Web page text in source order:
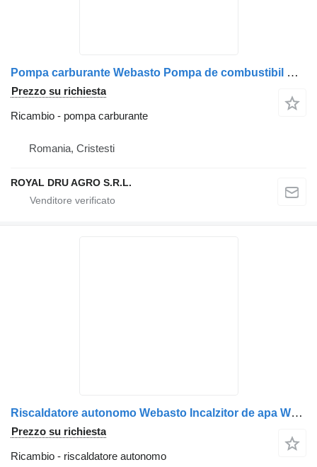
Pompa carburante Webasto Pompa de combustibil Webasto pentru încălzirea aerului per camion Volvo 20754617/20443898/20383402/1062375/3962331/8155315/1081278
Prezzo su richiesta
Ricambio - pompa carburante
Romania, Cristesti
ROYAL DRU AGRO S.R.L.
Riscaldatore autonomo Webasto Incalzitor de apa Webasto pentru Scania 84069B 85313B 9810066A per camion
Prezzo su richiesta
Ricambio - riscaldatore autonomo